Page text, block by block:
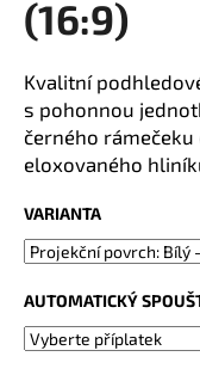
(16:9)
Kvalitní
s pohonnou
černého
eloxovaného
VARIANTA
AUTOMATICKÝ
a
í
t
?